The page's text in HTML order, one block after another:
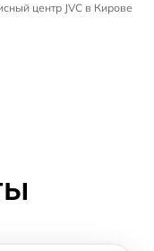
центр JVC в Кирове